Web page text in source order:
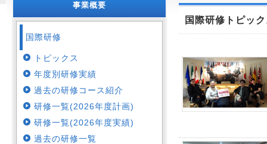
国際研修トピッ
事業概要
国際研修
トピックス
年度別研修実績
過去の研修コース紹介
研修一覧(2026年度計画)
研修一覧(2026年度実績)
過去の研修一覧